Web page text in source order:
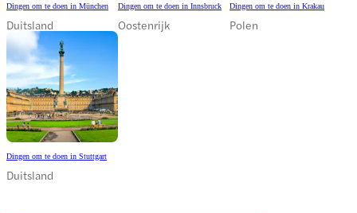
Dingen om te doen in München
Duitsland
Dingen om te doen in Innsbruck
Oostenrijk
Dingen om te doen in Krakau
Polen
Dingen om te doen in Stuttgart
Duitsland